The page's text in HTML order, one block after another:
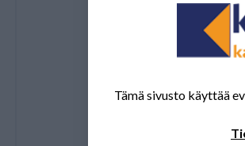
Tämä sivusto käyttää